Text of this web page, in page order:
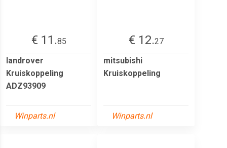
€ 11.85
landrover
Kruiskoppeling
ADZ93909
Winparts.nl
€ 12.27
mitsubishi
Kruiskoppeling
Winparts.nl